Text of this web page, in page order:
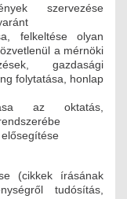
szervezése
felkeltése olyan
a mérnöki
gazdasági
folytatása, honlap
az oktatás,
(cikkek írásának
tudósítás,